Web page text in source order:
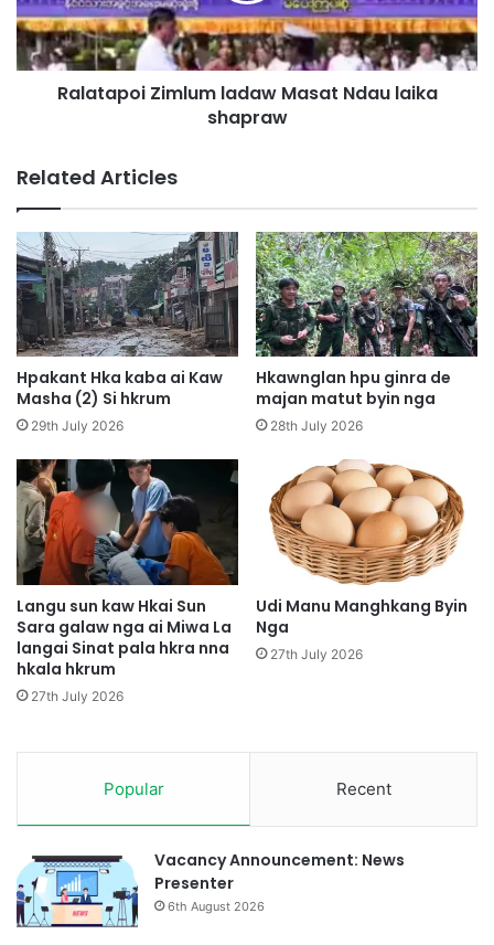
a
r
e
k
n
a
k
K
a
b
a
a
u
n
N
g
a
p
o
i
u
m
l
a
d
a
w
M
a
s
a
N
d
u
l
a
i
k
a
s
h
Ralatapoi Zimlum ladaw Masat Ndau laika
shapraw
Related Articles
Hpakant Hka kaba ai Kaw
Masha (2) Si hkrum
29th July 2026
Hkawnglan hpu ginra de
majan matut byin nga
28th July 2026
Langu sun kaw Hkai Sun
Sara galaw nga ai Miwa La
langai Sinat pala hkra nna
hkala hkrum
27th July 2026
Udi Manu Manghkang Byin
Nga
27th July 2026
Popular Recent
Vacancy Announcement: News
Presenter
6th August 2026